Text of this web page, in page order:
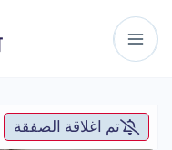
تم اغلاقة الصفقة